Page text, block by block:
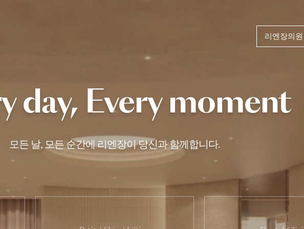
리엔장의원
day, Every moment
모든 날, 모든 순간에 리엔장이 당신과 함께합니다.